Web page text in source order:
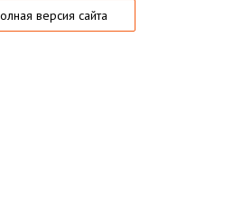
версия сайта